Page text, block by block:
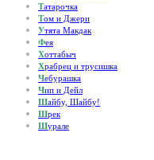
Татарочка
Том и Джери
Утята Макдак
Фея
Хоттабыч
Храбрец и трусишка
Чебурашка
Чип и Дейл
Шайбу, Шайбу!
Шрек
Шурале